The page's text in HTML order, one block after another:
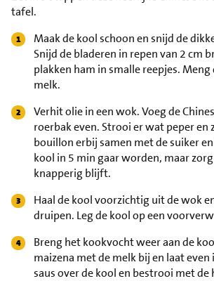
tafel.
Maak de kool schoon en snijd de
Snijd de bladeren in repen van 2 cm
plakken ham in smalle reepjes.
melk.
Verhit olie in een wok. Voeg de
roerbak even. Strooi er wat peper en
bouillon erbij samen met de suiker
kool in 5 min gaar worden, maar
knapperig blijft.
Haal de kool voorzichtig uit de wok
druipen. Leg de kool op een
Breng het kookvocht weer aan de
maizena met de melk bij en laat
saus over de kool en bestrooi met de